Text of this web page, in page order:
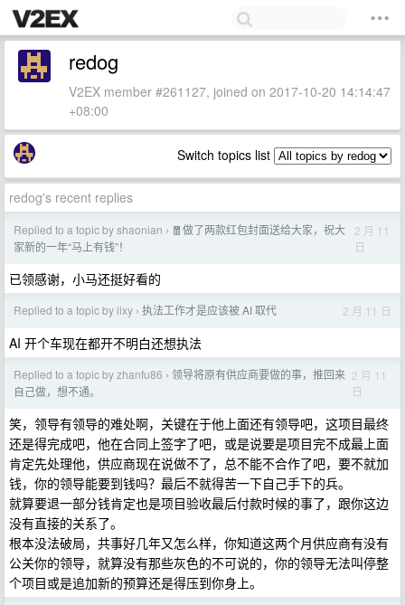
redog
V2EX member #261127, joined on 2017-10-20 14:14:47
+08:00
Switch topics list
redog's recent replies
Replied to a topic by shaonian › 🧧做了两款红包封面送给大家，祝大
家新的一年“马上有钱”！
2 月 11
日
已领感谢，小马还挺好看的
Replied to a topic by iixy › 执法工作才是应该被 AI 取代 2 月 11 日
AI 开个车现在都开不明白还想执法
Replied to a topic by zhanfu86 › 领导将原有供应商要做的事，推回来
自己做，想不通。
2 月 11
日
笑，领导有领导的难处啊，关键在于他上面还有领导吧，这项目最终
还是得完成吧，他在合同上签字了吧，或是说要是项目完不成最上面
肯定先处理他，供应商现在说做不了，总不能不合作了吧，要不就加
钱，你的领导能要到钱吗？最后不就得苦一下自己手下的兵。
就算要退一部分钱肯定也是项目验收最后付款时候的事了，跟你这边
没有直接的关系了。
根本没法破局，共事好几年又怎么样，你知道这两个月供应商有没有
公关你的领导，就算没有那些灰色的不可说的，你的领导无法叫停整
个项目或是追加新的预算还是得压到你身上。